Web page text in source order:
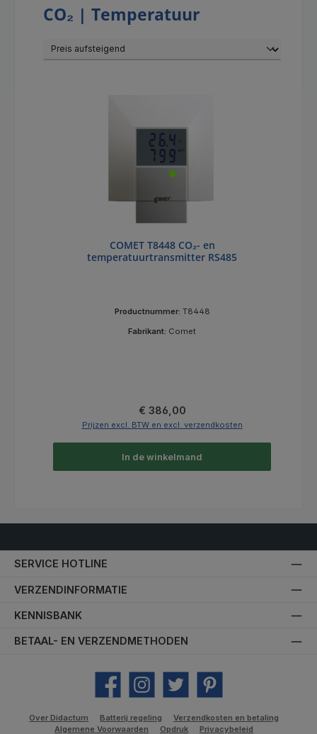
CO₂ | Temperatuur
COMET T8448 CO₂- en
temperatuurtransmitter RS485
Productnummer: T8448
Fabrikant: Comet
Normale prijs:
€ 386,00
Prijzen excl. BTW en excl. verzendkosten
In de winkelmand
SERVICE HOTLINE
VERZENDINFORMATIE
KENNISBANK
BETAAL- EN VERZENDMETHODEN
Facebook Instagram Twitter Pinterest
Over Didactum Batterij regeling
Verzendkosten en betaling
Algemene Voorwaarden
Opdruk Privacybeleid